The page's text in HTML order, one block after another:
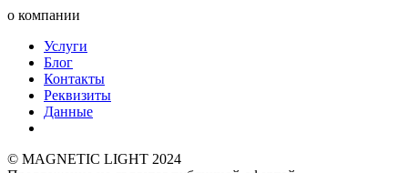
о компании
Услуги
Блог
Контакты
Реквизиты
Данные
© MAGNETIC LIGHT 2024